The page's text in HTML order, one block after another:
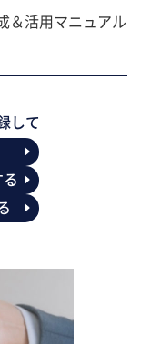
＆活用マニュアル
して